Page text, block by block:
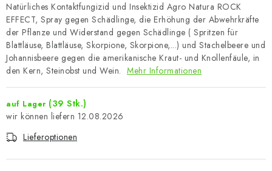
Natürliches Kontaktfungizid und Insektizid Agro Natura ROCK
EFFECT, Spray gegen Schädlinge, die Erhöhung der Abwehrkräfte
der Pflanze und Widerstand gegen Schädlinge ( Spritzen für
Blattläuse, Blattläuse, Skorpione, Skorpione,...) und Stachelbeere und
Johannisbeere gegen die amerikanische Kraut- und Knollenfäule, in
den Kern, Steinobst und Wein. Mehr Informationen
auf Lager (39 Stk.)
12.08.2026
Lieferoptionen